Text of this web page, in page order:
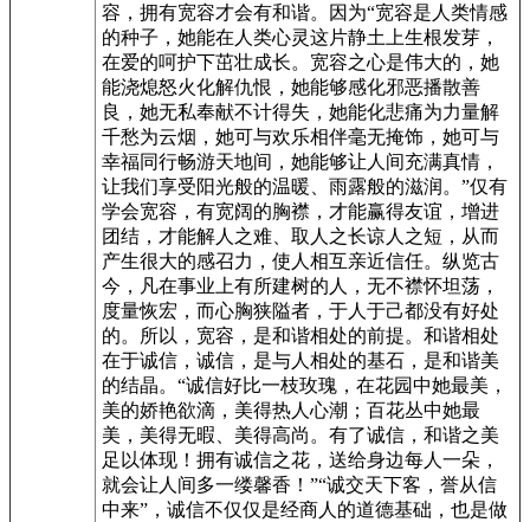
容，拥有宽容才会有和谐。因为“宽容是人类情感
的种子，她能在人类心灵这片静土上生根发芽，
在爱的呵护下茁壮成长。宽容之心是伟大的，她
能浇熄怒火化解仇恨，她能够感化邪恶播散善
良，她无私奉献不计得失，她能化悲痛为力量解
千愁为云烟，她可与欢乐相伴毫无掩饰，她可与
幸福同行畅游天地间，她能够让人间充满真情，
让我们享受阳光般的温暖、雨露般的滋润。”仅有
学会宽容，有宽阔的胸襟，才能赢得友谊，增进
团结，才能解人之难、取人之长谅人之短，从而
产生很大的感召力，使人相互亲近信任。纵览古
今，凡在事业上有所建树的人，无不襟怀坦荡，
度量恢宏，而心胸狭隘者，于人于己都没有好处
的。所以，宽容，是和谐相处的前提。和谐相处
在于诚信，诚信，是与人相处的基石，是和谐美
的结晶。“诚信好比一枝玫瑰，在花园中她最美，
美的娇艳欲滴，美得热人心潮；百花丛中她最
美，美得无暇、美得高尚。有了诚信，和谐之美
足以体现！拥有诚信之花，送给身边每人一朵，
就会让人间多一缕馨香！”“诚交天下客，誉从信
中来”，诚信不仅仅是经商人的道德基础，也是做